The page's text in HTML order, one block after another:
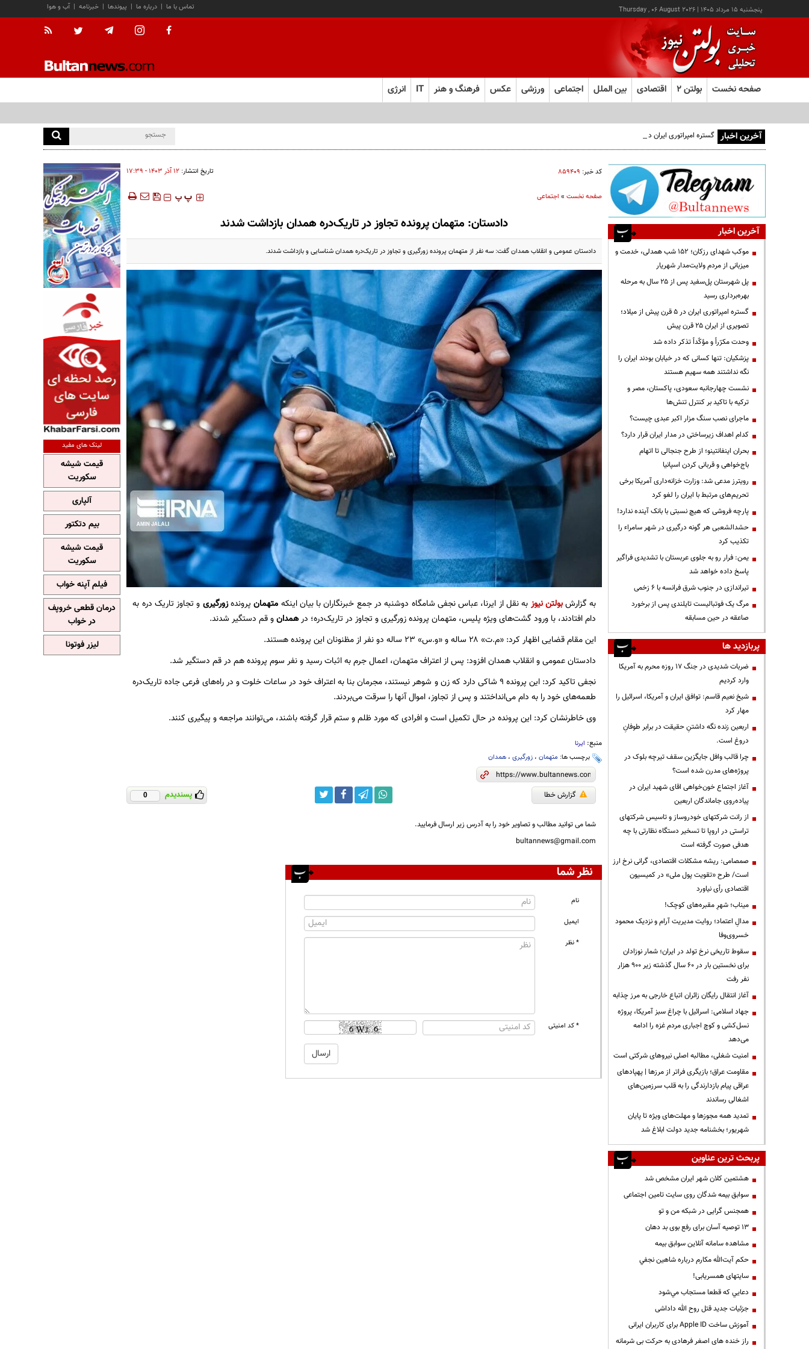
پنجشنبه ۱۵ مرداد ۱۴۰۵ |
Thursday , 06 August 2026 آب و هوا | خبرنامه | پیوندها | درباره ما | تماس با ما
صفحه نخست بولتن ۲ اقتصادی بین الملل اجتماعی ورزشی عکس فرهنگ و هنر IT انرژی
آخرین اخبار گستره امپراتوری ایران در ۵ قرن پیش از میلاد؛ تصویری از ایران ۲۵ قرن پیش
کد خبر: ۸۵۹۴۰۹ تاریخ انتشار: ۱۲ آذر ۱۴۰۳ - ۱۷:۳۹
صفحه نخست» اجتماعی ‍‍‍ پ پ
دادستان: متهمان پرونده تجاوز در تاریک‌دره همدان بازداشت شدند
دادستان عمومی و انقلاب همدان گفت: سه نفر از متهمان پرونده زورگیری و تجاوز در تاریک‌دره همدان شناسایی و بازداشت شدند.
به گزارشبولتن نیوز به نقل از ایرنا، عباس نجفی شامگاه دوشنبه در جمع خبرنگاران با بیان اینکه متهمان پروندهزورگیری و تجاوز تاریک دره به
دام افتادند، با ورود گشت‌های ویژه پلیس، متهمان پرونده زورگیری و تجاوز در تاریک‌دره؛ درهمدانو قم دستگیر شدند.
این مقام قضایی اظهار کرد: «م.ت» ۲۸ ساله و «و.س» ۲۳ ساله دو نفر از مظنونان این پرونده هستند.
دادستان عمومی و انقلاب همدان افزود: پس از اعتراف متهمان، اعمال جرم به اثبات رسید و نفر سوم پرونده هم در قم دستگیر شد.
نجفی تاکید کرد: این پرونده ۹ شاکی دارد که زن و شوهر نیستند، مجرمان بنا به اعتراف خود در ساعات خلوت و در راه‌های فرعی جاده تاریک‌دره
طعمه‌های خود را به دام می‌انداختند و پس از تجاوز، اموال آنها را سرقت می‌بردند.
وی خاطرنشان کرد: این پرونده در حال تکمیل است و افرادی که مورد ظلم و ستم قرار گرفته باشند، می‌توانند مراجعه و پیگیری کنند.
منبع: ایرنا
برچسب ها: متهمان، زورگیری، همدان
گزارش خطا پسندیدم 0
شما می توانید مطالب و تصاویر خود را به آدرس زیر ارسال فرمایید.
bultannews@gmail.com
نظر شما
نام
ایمیل
* نظر
* کد امنیتی
آخرین اخبار
موکب شهدای رزکان؛ ۱۵۲ شب همدلی، خدمت و
میزبانی از مردم ولایت‌مدار شهریار
پل شهرستان پل‌سفید پس از ۲۵ سال به مرحله
بهره‌برداری رسید
گستره امپراتوری ایران در ۵ قرن پیش از میلاد؛
تصویری از ایران ۲۵ قرن پیش
وحدت مکرّراً و مؤکّداً تذکر داده شد
پزشکیان: تنها کسانی که در خیابان بودند ایران را
نگه نداشتند همه سهیم هستند
نشست چهارجانبه سعودی، پاکستان، مصر و
ترکیه با تاکید بر کنترل تنش‌ها
ماجرای نصب سنگ مزار اکبر عبدی چیست؟
کدام اهداف زیرساختی در مدار ایران قرار دارد؟
بحران اینفانتینو؛ از طرح جنجالی تا اتهام
باج‌خواهی و قربانی کردن اسپانیا
رویترز مدعی شد: وزارت خزانه‌داری آمریکا برخی
تحریم‌های مرتبط با ایران را لغو کرد
پارچه فروشی که هیچ نسبتی با بانک آینده ندارد!
حشدالشعبی هر گونه درگیری در شهر سامراء را
تکذیب کرد
یمن: فرار رو به جلوی عربستان با تشدیدی فراگیر
پاسخ داده خواهد شد
تیراندازی در جنوب شرق فرانسه با ۶ زخمی
مرگ یک فوتبالیست تایلندی پس از برخورد
صاعقه در حین مسابقه
پربازدید ها
ضربات شدیدی در جنگ ۱۷ روزه محرم به آمریکا
وارد کردیم
شیخ نعیم قاسم: توافق ایران و آمریکا، اسرائیل را
مهار کرد
اربعین زنده نگه داشتنِ حقیقت در برابر طوفانِ
دروغ است.
چرا قالب وافل جایگزین سقف تیرچه بلوک در
پروژه‌های مدرن شده است؟
آغاز اجتماع خون‌خواهی اقای شهید ایران در
پیاده‌روی جاماندگان اربعین
از رانت‌ شرکتهای خودروساز و تاسیس شرکتهای
تراستی در اروپا تا تسخیر دستگاه نظارتی با چه
هدفی صورت گرفته است
صمصامی: ریشه مشکلات اقتصادی، گرانی نرخ ارز
است/ طرح «تقویت پول ملی» در کمیسیون
اقتصادی رأی نیاورد
میناب؛ شهرِ مقبره‌های کوچک!
مدالِ اعتماد؛ روایت مدیریت آرام و نزدیک محمود
خسروی‌وفا
سقوط تاریخی نرخ تولد در ایران؛ شمار نوزادان
برای نخستین بار در ۶۰ سال گذشته زیر ۹۰۰ هزار
نفر رفت
آغاز انتقال رایگان زائران اتباع خارجی به مرز چذابه
جهاد اسلامی: اسرائیل با چراغ سبز آمریکا، پروژه
نسل‌کشی و کوچ اجباری مردم غزه را ادامه
می‌دهد
‌امنیت شغلی، مطالبه اصلی نیروهای شرکتی است
مقاومت عراق؛ بازیگری فراتر از مرزها | پهپادهای
عراقی پیام بازدارندگی را به قلب سرزمین‌های
اشغالی رساندند
تمدید همه مجوزها و مهلت‌های ویژه تا پایان
شهریور؛ بخشنامه جدید دولت ابلاغ شد
پربحث ترین عناوین
هشتمین کلان شهر ایران مشخص شد
سوابق بیمه شدگان روی سایت تامین اجتماعی
همجنس گرایی در شبکه من و تو
13 توصیه آسان برای رفع بوی بد دهان
مشاهده سامانه آنلاين سوابق بیمه
حكم آيت‌الله مكارم درباره شاهين نجفي
سایتهای همسریابی!
دعايي كه قطعا مستجاب مي‌شود
جزئیات جدید قتل روح الله داداشی
آموزش ساخت Apple ID برای کاربران ایرانی
راز خنده های اصغر فرهادی به حرکت بی شرمانه
لینک های مفید
قیمت شیشه
سکوریت
آلپاری
بیم دتکتور
قیمت شیشه
سکوریت
فیلم آپنه خواب
درمان قطعی خروپف
در خواب
لیزر فوتونا